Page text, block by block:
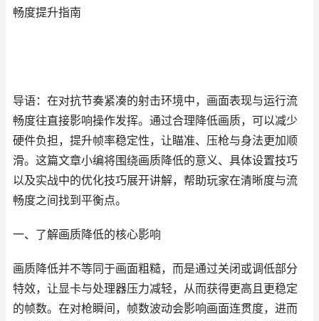
畅度提升指南
导语：在对抗节奏紧凑的射击环境中，画面表现与运行流
畅度往直接影响操作发挥。通过合理降低画质，可以减少
硬件负担，提升帧率稳定性，让瞄准、压枪与身法更加顺
滑。这篇文章小编将围绕画质降低的意义、具体设置技巧
以及实战中的优化技巧展开讲解，帮助玩家在清晰度与流
畅度之间找到平衡点。
一、了解画质降低的核心影响
画质降低并不等同于画面粗糙，而是通过关闭或调低部分
特效，让显卡与处理器压力减轻，从而获得更高且更稳定
的帧数。在对枪瞬间，帧数波动会影响画面连贯度，进而